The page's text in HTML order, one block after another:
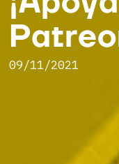
09/11/2021